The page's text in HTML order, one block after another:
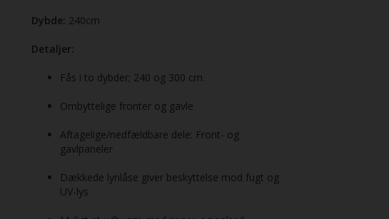
Dybde: 240cm
Detaljer:
Fås i to dybder; 240 og 300 cm.
Ombyttelige fronter og gavle
Aftagelige/nedfældbare dele: Front- og
gavlpaneler
Dækkede lynlåse giver beskyttelse mod fugt og
UV-lys